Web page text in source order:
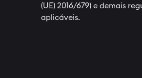
(UE) 2016/679) e demais
aplicáveis.